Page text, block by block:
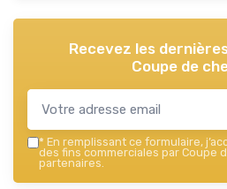
Recevez les
Coupe de
* En remplissant ce formulaire,
des fins commerciales par Coupe
partenaires.